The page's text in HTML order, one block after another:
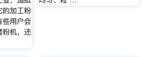
的加工粉
些用户会
粉机，还